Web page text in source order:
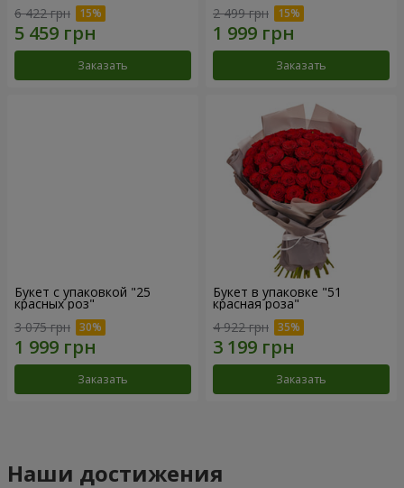
6 422 грн
Заказать
2 499 грн
Заказать
Букет с упаковкой "25
красных роз"
3 075 грн
Заказать
Букет в упаковке "51
красная роза"
4 922 грн
Заказать
Наши достижения